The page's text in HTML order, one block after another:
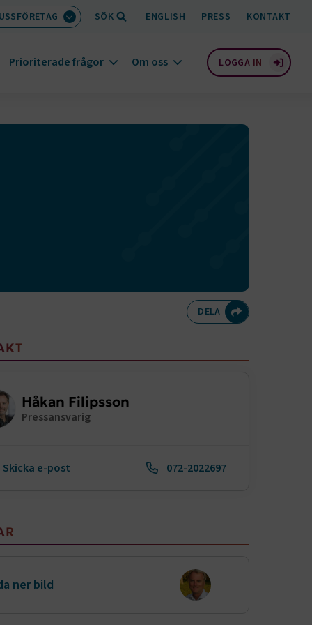
SÖK ENGLISH PRESS KONTAKT
Prioriterade frågor Om oss LOGGA IN
DELA Dela på
Håkan Filipsson
Pressansvarig
Skicka e-post 072-2022697
ner bild